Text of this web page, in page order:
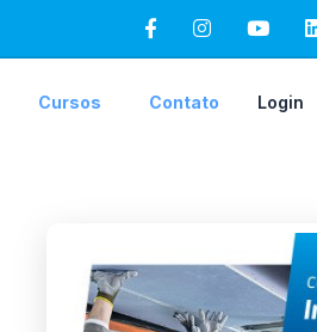
Cursos Contato Login